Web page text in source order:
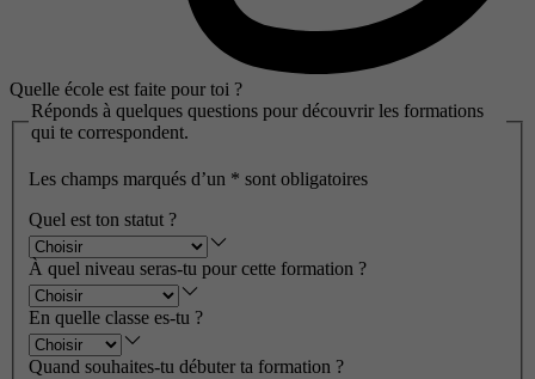
Quelle école est faite pour toi ?
Réponds à quelques questions pour découvrir les formations
qui te correspondent.
Les champs marqués d’un * sont obligatoires
Quel est ton statut ?
À quel niveau seras-tu pour cette formation ?
En quelle classe es-tu ?
Quand souhaites-tu débuter ta formation ?